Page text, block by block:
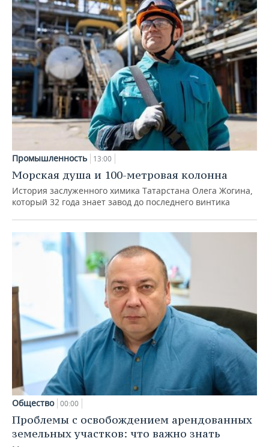
Промышленность 13:00
Морская душа и 100-метровая колонна
История заслуженного химика Татарстана Олега Жогина,
который 32 года знает завод до последнего винтика
Общество 00:00
Проблемы с освобождением арендованных
земельных участков: что важно знать